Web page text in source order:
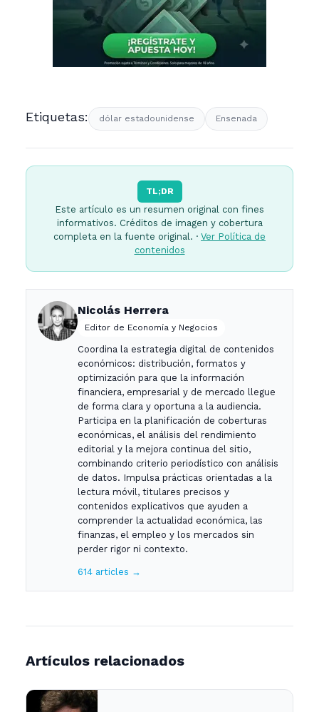
Etiquetas: dólar estadounidense Ensenada
TL;DR
Este artículo es un resumen original con fines
informativos. Créditos de imagen y cobertura
completa en la fuente original. · Ver Política de
contenidos
Nicolás Herrera
Editor de Economía y Negocios
Coordina la estrategia digital de contenidos
económicos: distribución, formatos y
optimización para que la información
financiera, empresarial y de mercado llegue
de forma clara y oportuna a la audiencia.
Participa en la planificación de coberturas
económicas, el análisis del rendimiento
editorial y la mejora continua del sitio,
combinando criterio periodístico con análisis
de datos. Impulsa prácticas orientadas a la
lectura móvil, titulares precisos y
contenidos explicativos que ayuden a
comprender la actualidad económica, las
finanzas, el empleo y los mercados sin
perder rigor ni contexto.
614 articles →
Artículos relacionados